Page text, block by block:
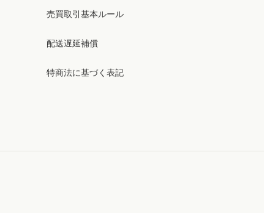
売買取引基本ルール
配送遅延補償
特商法に基づく表記